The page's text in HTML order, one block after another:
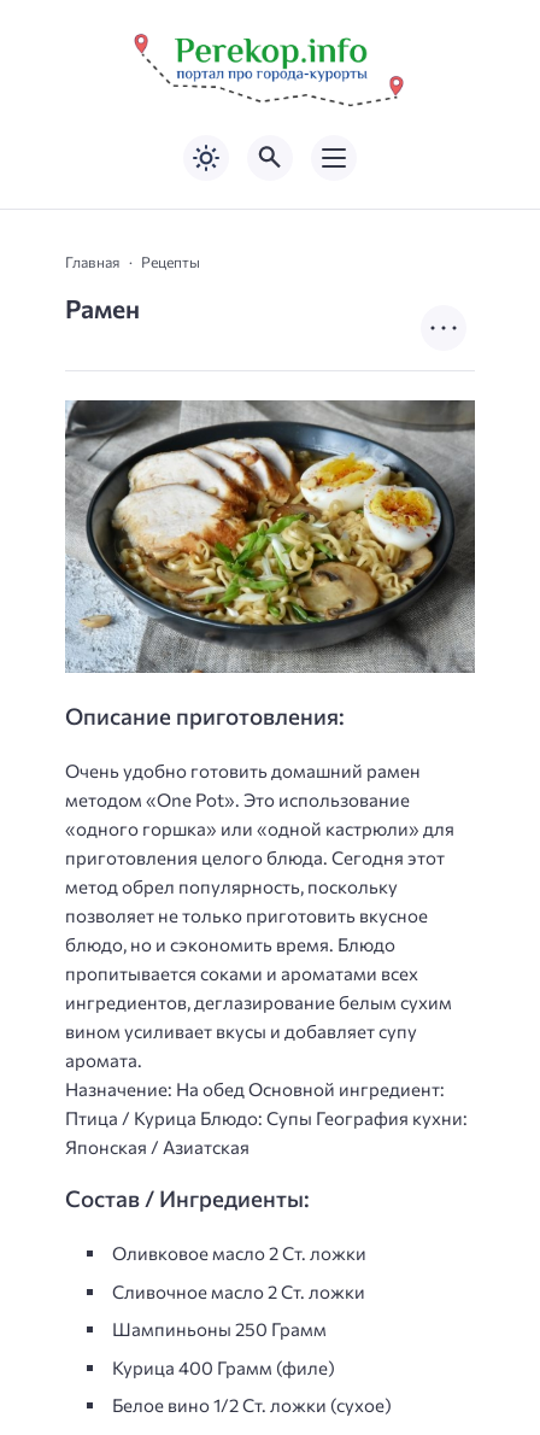
Главная Рецепты
Рамен
Описание приготовления:
Очень удобно готовить домашний рамен
методом «One Pot». Это использование
«одного горшка» или «одной кастрюли» для
приготовления целого блюда. Сегодня этот
метод обрел популярность, поскольку
позволяет не только приготовить вкусное
блюдо, но и сэкономить время. Блюдо
пропитывается соками и ароматами всех
ингредиентов, деглазирование белым сухим
вином усиливает вкусы и добавляет супу
аромата.
Назначение: На обед Основной ингредиент:
Птица / Курица Блюдо: Супы География кухни:
Японская / Азиатская
Состав / Ингредиенты:
Оливковое масло 2 Ст. ложки
Сливочное масло 2 Ст. ложки
Шампиньоны 250 Грамм
Курица 400 Грамм (филе)
Белое вино 1/2 Ст. ложки (сухое)